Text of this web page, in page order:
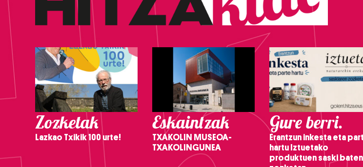
Zozketak
Lazkao Txikik 100 urte!
Eskaintzak
TXAKOLIN MUSEOA-
TXAKOLINGUNEA
Gure berri.
Erantzun inkesta eta
hartu Iztuetako
produktuen saski baten